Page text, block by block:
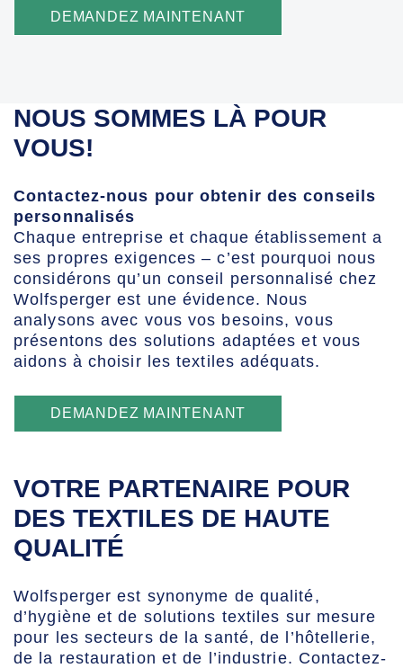
DEMANDEZ MAINTENANT
NOUS SOMMES LÀ POUR
VOUS!
Contactez-nous pour obtenir des conseils
personnalisés
Chaque entreprise et chaque établissement a
ses propres exigences – c’est pourquoi nous
considérons qu’un conseil personnalisé chez
Wolfsperger est une évidence. Nous
analysons avec vous vos besoins, vous
présentons des solutions adaptées et vous
aidons à choisir les textiles adéquats.
DEMANDEZ MAINTENANT
VOTRE PARTENAIRE POUR
DES TEXTILES DE HAUTE
QUALITÉ
Wolfsperger est synonyme de qualité,
d’hygiène et de solutions textiles sur mesure
pour les secteurs de la santé, de l’hôtellerie,
de la restauration et de l’industrie. Contactez-